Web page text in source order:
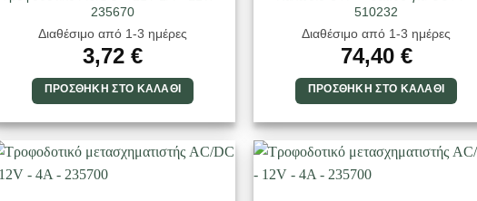
235670
Διαθέσιμο από 1-3 ημέρες
3,72 €
ΠΡΟΣΘΉΚΗ ΣΤΟ ΚΑΛΆΘΙ
510232
Διαθέσιμο από 1-3 ημέρες
74,40 €
ΠΡΟΣΘΉΚΗ ΣΤΟ ΚΑΛΆΘΙ